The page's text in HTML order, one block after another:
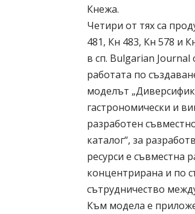
Кнежа.
Четири от тях са
481, Кн 483, Кн 578 и
в сп. Bulgarian
работата по
моделът
гастрономически и
разработен
каталог“, за
ресурси е съвместна
концентрирана и по
сътрудничество
Към модела е